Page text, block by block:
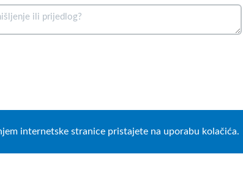
internetske stranice pristajete na uporabu kolačića.